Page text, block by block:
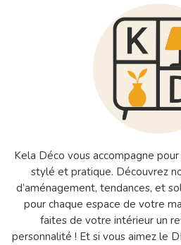
Kela Déco vous accompagne
stylé et pratique. Découvrez
d’aménagement, tendances, et
pour chaque espace de votre
faites de votre intérieur un
personnalité ! Et si vous aimez le